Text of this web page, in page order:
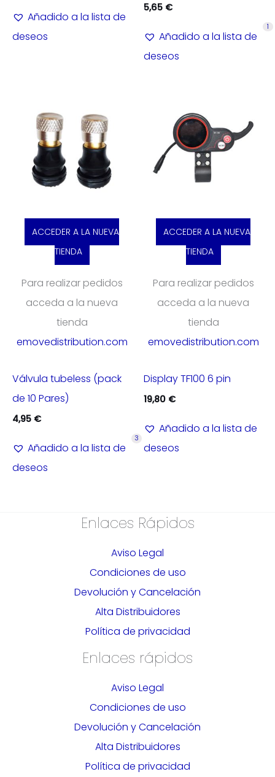
Añadido a la lista de
deseos
5,65 €
Añadido a la lista de
deseos
1
ACCEDER A LA NUEVA
TIENDA
Para realizar pedidos
acceda a la nueva
tienda
emovedistribution.com
Válvula tubeless (pack
de 10 Pares)
4,95 €
Añadido a la lista de
deseos
3
ACCEDER A LA NUEVA
TIENDA
Para realizar pedidos
acceda a la nueva
tienda
emovedistribution.com
Display TF100 6 pin
19,80 €
Añadido a la lista de
deseos
Enlaces Rápidos
Aviso Legal
Condiciones de uso
Devolución y Cancelación
Alta Distribuidores
Política de privacidad
Enlaces rápidos
Aviso Legal
Condiciones de uso
Devolución y Cancelación
Alta Distribuidores
Política de privacidad